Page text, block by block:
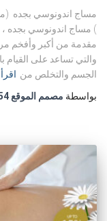
مساج اندونوسي بجده
) مساج اندونوسي بجده
مقدمة من أكبر وأفخم
والتي تساعد على
الجسم والتخلص من
بواسطة مصمم الموقع 01558442954